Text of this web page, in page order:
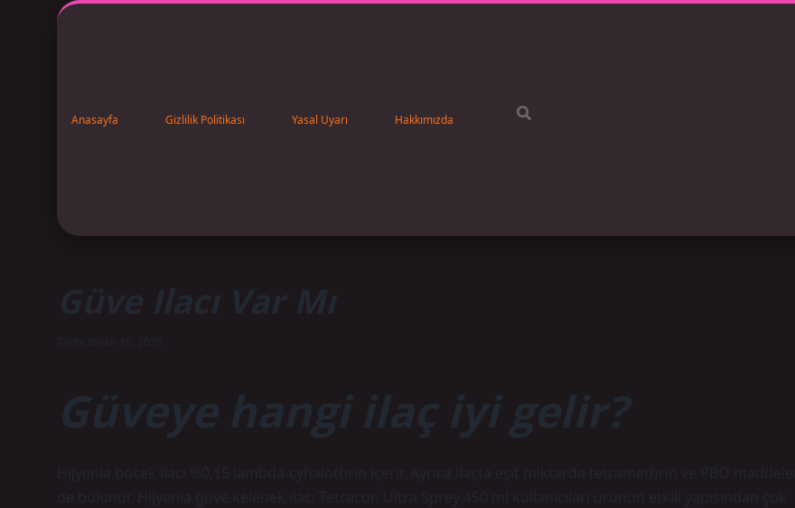
Anasayfa Gizlilik Politikası Yasal Uyarı Hakkımızda
Güve Ilacı Var Mı
Güveye hangi ilaç iyi gelir?
Hijyenia böcek ilacı %0,15 lambda-cyhalothrin içerir. Ayrıca ilaçta eşit miktarda tetramethrin ve PBO maddeleri
de bulunur. Hijyenia güve kelebek ilacı Tetracon Ultra Sprey 450 ml kullanıcıları ürünün etkili yapısından çok